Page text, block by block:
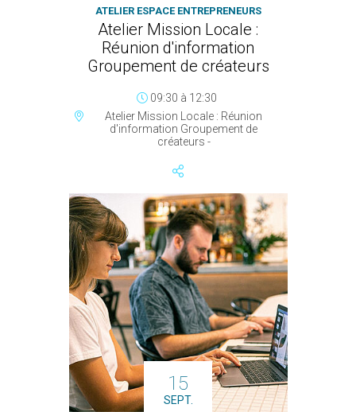
ATELIER ESPACE ENTREPRENEURS
Atelier Mission Locale :
Réunion d'information
Groupement de créateurs
09:30 à 12:30
Atelier Mission Locale : Réunion
d'information Groupement de
créateurs -
15
SEPT.